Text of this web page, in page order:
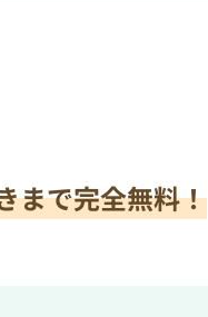
まで完全無料！